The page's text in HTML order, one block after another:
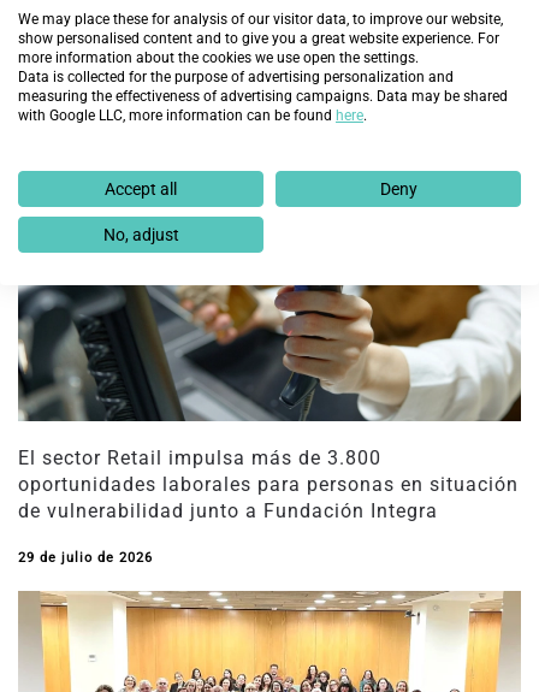
DESCUBRE MÁS
El sector Retail impulsa más de 3.800
oportunidades laborales para personas en situación
de vulnerabilidad junto a Fundación Integra
29 de julio de 2026
We may place these for analysis of our visitor data, to improve our website,
show personalised content and to give you a great website experience. For
more information about the cookies we use open the settings.
Data is collected for the purpose of advertising personalization and
measuring the effectiveness of advertising campaigns. Data may be shared
with Google LLC, more information can be found here.
Accept all Deny
No, adjust